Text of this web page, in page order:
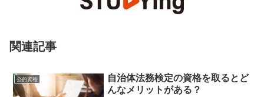
関連記事
公的資格
自治体法務検定の資格を取るとど
んなメリットがある？